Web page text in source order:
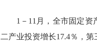
1－ 11 月，全市固定资
二产业投资增长17.4％，